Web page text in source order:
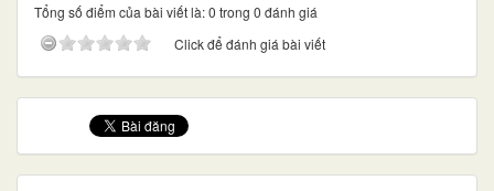
Tổng số điểm của bài viết là: 0 trong 0 đánh giá
Click để đánh giá bài viết